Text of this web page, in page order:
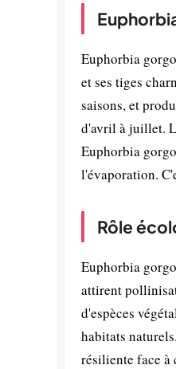
Euphorbia
et ses tiges
saisons, et
d'avril à juillet.
Euphorbia
l'évaporation.
Rôle
Euphorbia
attirent
d'espèces
habitats
résiliente face à